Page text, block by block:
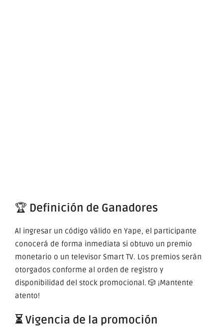
🏆 Definición de Ganadores
Al ingresar un código válido en Yape, el participante
conocerá de forma inmediata si obtuvo un premio
monetario o un televisor Smart TV. Los premios serán
otorgados conforme al orden de registro y
disponibilidad del stock promocional. 🎲 ¡Mantente
atento!
⏳ Vigencia de la promoción